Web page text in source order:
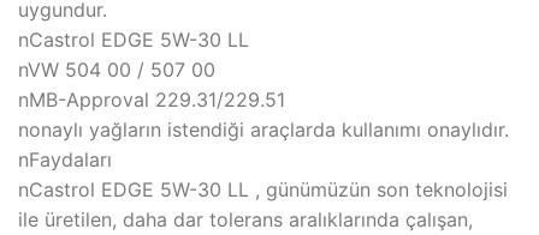
uygundur.
nCastrol EDGE 5W-30 LL
nVW 504 00 / 507 00
nMB-Approval 229.31/229.51
nonaylı yağların istendiği araçlarda kullanımı onaylıdır.
nFaydaları
nCastrol EDGE 5W-30 LL , günümüzün son teknolojisi
ile üretilen, daha dar tolerans aralıklarında çalışan,